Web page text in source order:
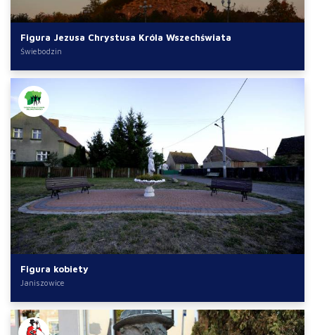
Figura Jezusa Chrystusa Króla Wszechświata
Świebodzin
Figura kobiety
Janiszowice